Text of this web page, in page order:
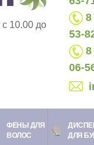
10.00 до
8
53-
8
06-
ФЕНЫ ДЛЯ
ВОЛОС
ДЛЯ